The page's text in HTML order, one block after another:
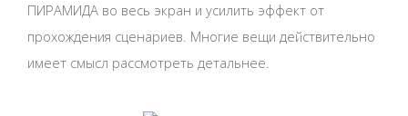
ПИРАМИДА во весь экран и усилить эффект от
прохождения сценариев. Многие вещи действительно
имеет смысл рассмотреть детальнее.